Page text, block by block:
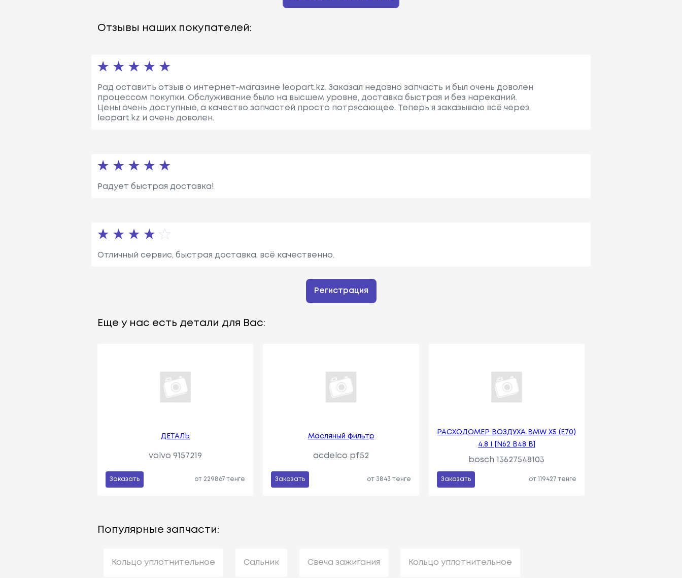
Отзывы наших покупателей:
Рад оставить отзыв о интернет-магазине leopart.kz. Заказал недавно запчасть и был очень доволен
процессом покупки. Обслуживание было на высшем уровне, доставка быстрая и без нареканий.
Цены очень доступные, а качество запчастей просто потрясающее. Теперь я заказываю всё через
leopart.kz и очень доволен.
Радует быстрая доставка!
Отличный сервис, быстрая доставка, всё качественно.
Регистрация
Еще у нас есть детали для Вас:
ДЕТАЛЬ
volvo 9157219
Заказать от 229867 тенге
Масляный фильтр
acdelco pf52
Заказать от 3843 тенге
РАСХОДОМЕР ВОЗДУХА BMW X5 (E70)
4.8 I [N62 B48 B]
bosch 13627548103
Заказать от 119427 тенге
Популярные запчасти:
Кольцо уплотнительное Сальник Свеча зажигания Кольцо уплотнительное